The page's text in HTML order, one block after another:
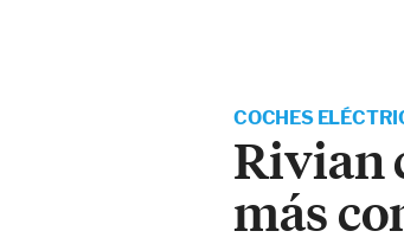
COCHES
Rivian
más